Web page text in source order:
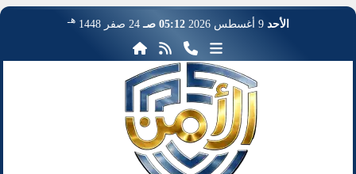
الأحد 9 أغسطس 2026 05:12 صـ 24 صفر 1448 هـ